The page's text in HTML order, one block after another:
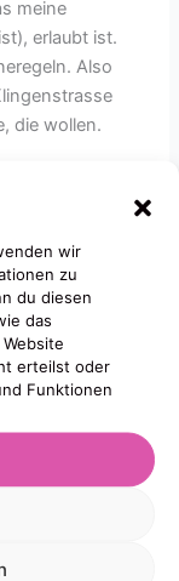
wir
zu
du diesen
das
erteilst oder
Funktionen
meine
erlaubt ist.
Also
die wollen.
unter
Masken
Verkehrsmitteln
am Platz
die
is